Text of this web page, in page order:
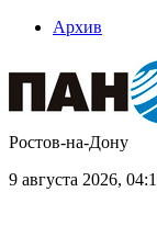
Архив
Ростов-на-Дону
9 августа 2026,